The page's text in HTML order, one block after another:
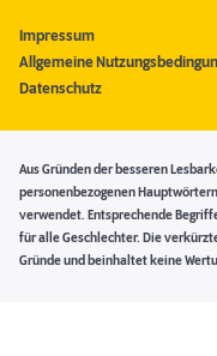
Impressum
Allgemeine
Datenschutz
Aus Gründen der besseren
personenbezogenen
verwendet. Entsprechende
für alle Geschlechter. Die
Gründe und beinhaltet keine